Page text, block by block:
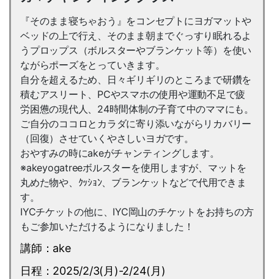
『そのまま寝ちゃおう』をコンセプトにヨガマットや
ベッドの上で行え、そのまま朝までぐっすり眠れるよ
うプロップス（ボルスターやブランケット等）を使い
ながらポーズをとっていきます。
自分を超えるため、日々ギリギリのところまで研鑽を
積むアスリート、PCやスマホの使用や運動不足で疲
労困憊の現代人、24時間体制の子育て中のママにも。
ご自分のココロとカラダに寄り添いながらリカバリー
（回復）させていくやさしいヨガです。
おやすみの時にakeがチャンティングします。
※akeyogatreeボルスターを使用しますが、マットを
丸めた物や、ｸｯｼｮﾝ、ブランケットなどで代用できま
す。
IYCチケットの他に、IYC岡山のチケットをお持ちの方
もご参加いただけるようになりました！
講師：ake
日程：2025/2/3(月)-2/24(月)